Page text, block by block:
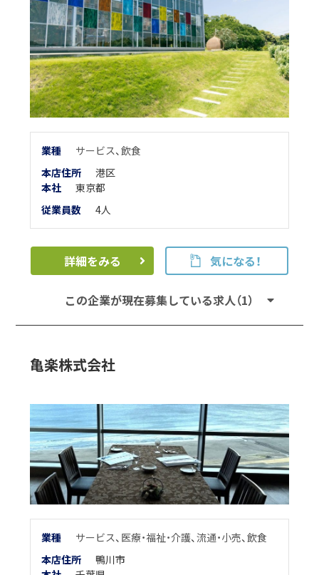
業種 サービス、飲食
本店住所
港区
本社
東京都
従業員数
4人
詳細をみる 気になる！
この企業が現在募集している求人（1）
亀楽株式会社
業種 サービス、 医療・福祉・介護、流通・小売、飲食
本店住所
鴨川市